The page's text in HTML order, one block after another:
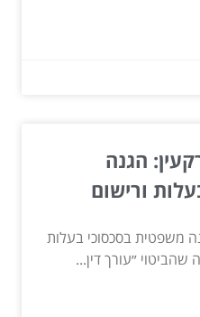
הגנה
ורישום
משפטית בסכסוכי בעלות
״עורך דין...